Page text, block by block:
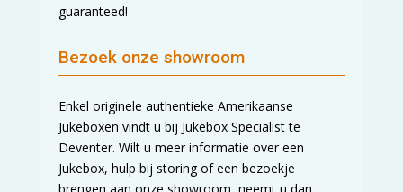
guaranteed!
Bezoek onze showroom
Enkel originele authentieke Amerikaanse
Jukeboxen vindt u bij Jukebox Specialist te
Deventer. Wilt u meer informatie over een
Jukebox, hulp bij storing of een bezoekje